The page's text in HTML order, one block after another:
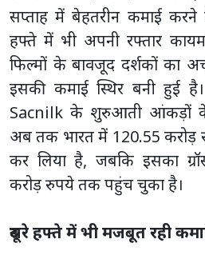
सप्ताह में बेहतरीन कमाई
हफ्ते में भी अपनी रफ्तार
फिल्मों के बावजूद दर्शकों का
इसकी कमाई स्थिर बनी हुई
Sacnilk के शुरुआती आंकड़ों
अब तक भारत में 120.55
कर लिया है, जबकि इसका
करोड़ रुपये तक पहुंच चुका है।
दूसरे हफ्ते में भी मजबूत रही